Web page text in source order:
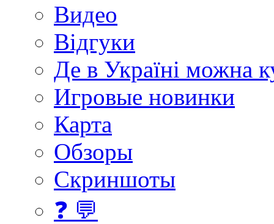
Видео
Відгуки
Де в Україні можна
Игровые новинки
Карта
Обзоры
Скриншоты
❓ 💬